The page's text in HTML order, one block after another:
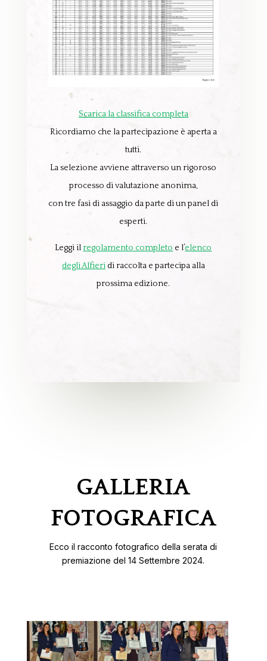
Scarica la classifica completa
Ricordiamo che la partecipazione è aperta a
tutti.
La selezione avviene attraverso un rigoroso
processo di valutazione anonima,
con tre fasi di assaggio da parte di un panel di
esperti.
Leggi ilregolamento completo e l’elenco
degli Alfieridi raccolta e partecipa alla
prossima edizione.
GALLERIA
FOTOGRAFICA
Ecco il racconto fotografico della serata di
premiazione del 14 Settembre 2024.